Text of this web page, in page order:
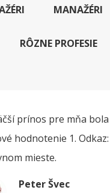
MANAŽÉRI
RÔZNE PROFESIE
prínos pre mňa
hodnotenie 1.
mieste.
Peter Švec